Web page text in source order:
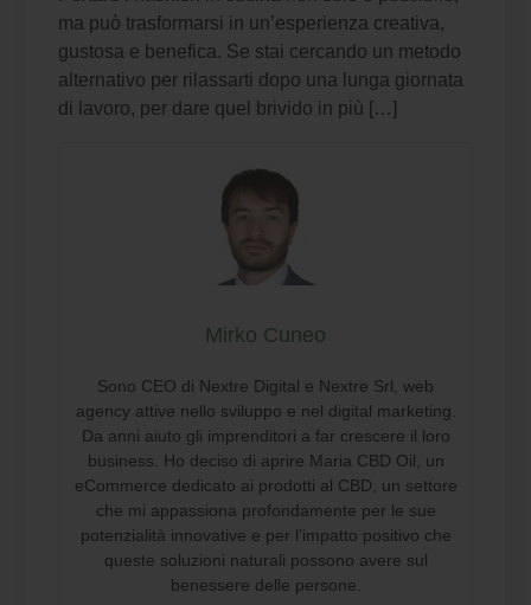
ma può trasformarsi in un’esperienza creativa,
gustosa e benefica. Se stai cercando un metodo
alternativo per rilassarti dopo una lunga giornata
di lavoro, per dare quel brivido in più […]
Mirko Cuneo
Sono CEO di Nextre Digital e Nextre Srl, web
agency attive nello sviluppo e nel digital marketing.
Da anni aiuto gli imprenditori a far crescere il loro
business. Ho deciso di aprire Maria CBD Oil, un
eCommerce dedicato ai prodotti al CBD, un settore
che mi appassiona profondamente per le sue
potenzialità innovative e per l’impatto positivo che
queste soluzioni naturali possono avere sul
benessere delle persone.